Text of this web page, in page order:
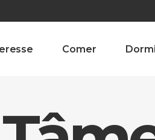
Comer